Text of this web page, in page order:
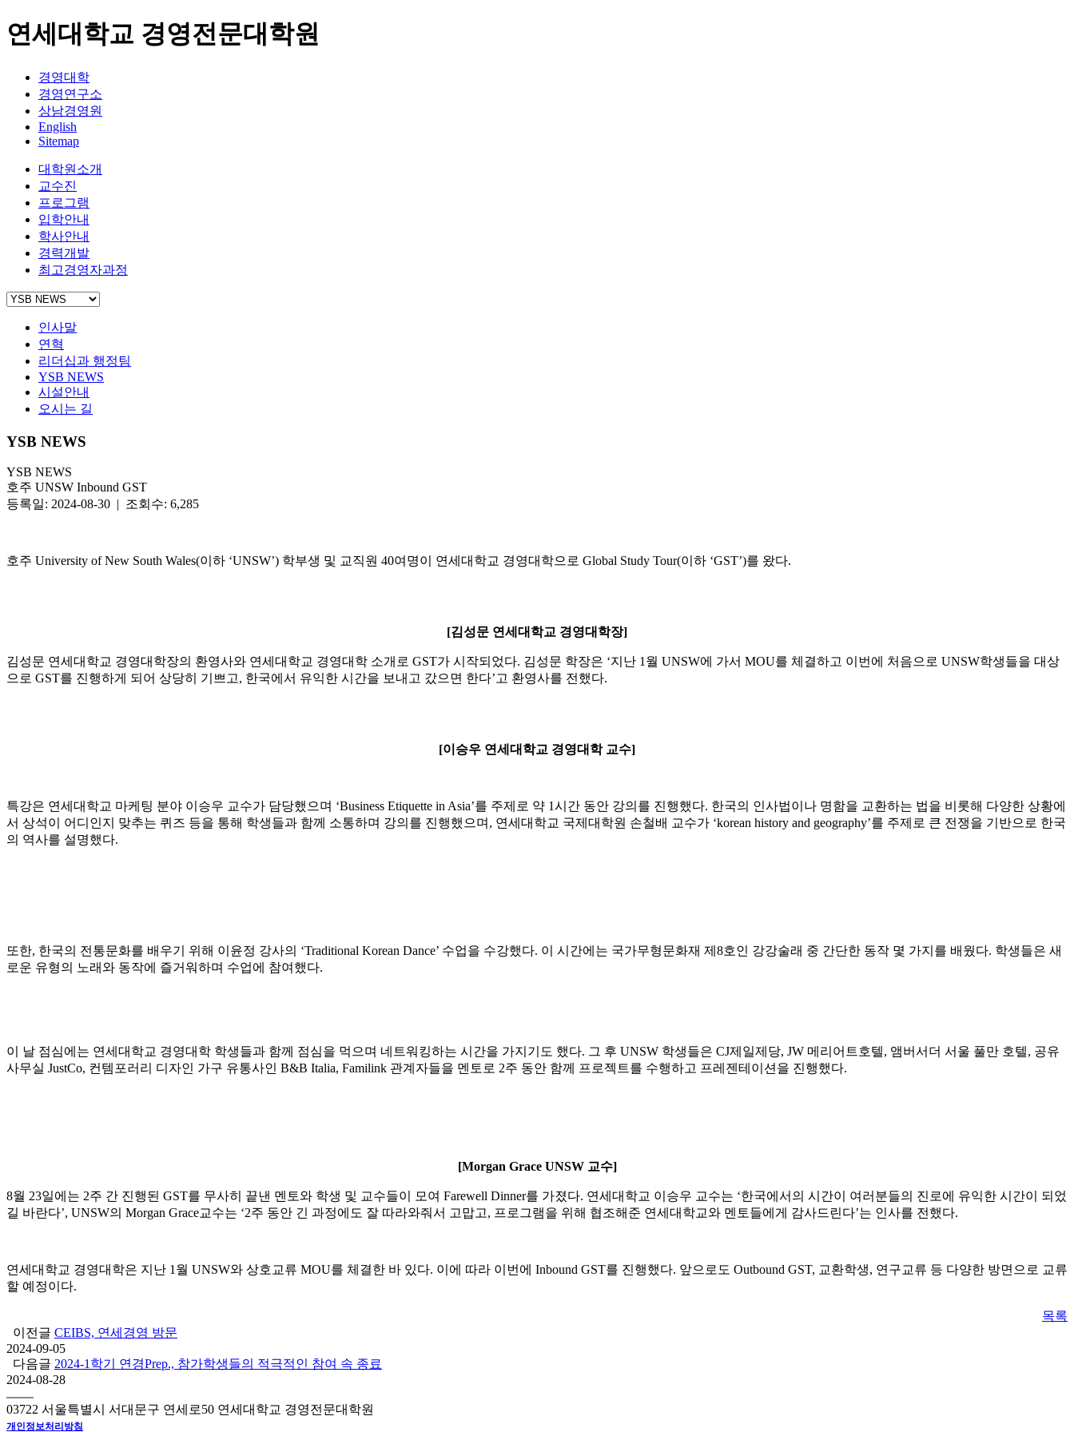
연세대학교 경영전문대학원
경영대학
경영연구소
상남경영원
English
Sitemap
대학원소개
교수진
프로그램
입학안내
학사안내
경력개발
최고경영자과정
인사말
연혁
리더십과 행정팀
YSB NEWS
시설안내
오시는 길
YSB NEWS
YSB NEWS
호주 UNSW Inbound GST
등록일: 2024-08-30 | 조회수: 6,285
호주 University of New South Wales(이하 ‘UNSW’) 학부생 및 교직원 40여명이 연세대학교 경영대학으로 Global Study Tour(이하 ‘GST’)를 왔다.
[김성문 연세대학교 경영대학장]
김성문 연세대학교 경영대학장의 환영사와 연세대학교 경영대학 소개로 GST가 시작되었다. 김성문 학장은 ‘지난 1월 UNSW에 가서 MOU를 체결하고 이번에 처음으로 UNSW학생들을 대상
으로 GST를 진행하게 되어 상당히 기쁘고, 한국에서 유익한 시간을 보내고 갔으면 한다’고 환영사를 전했다.
[이승우 연세대학교 경영대학 교수]
특강은 연세대학교 마케팅 분야 이승우 교수가 담당했으며 ‘Business Etiquette in Asia’를 주제로 약 1시간 동안 강의를 진행했다. 한국의 인사법이나 명함을 교환하는 법을 비롯해 다양한 상황에
서 상석이 어디인지 맞추는 퀴즈 등을 통해 학생들과 함께 소통하며 강의를 진행했으며, 연세대학교 국제대학원 손철배 교수가 ‘korean history and geography’를 주제로 큰 전쟁을 기반으로 한국
의 역사를 설명했다.
또한, 한국의 전통문화를 배우기 위해 이윤정 강사의 ‘Traditional Korean Dance’ 수업을 수강했다. 이 시간에는 국가무형문화재 제8호인 강강술래 중 간단한 동작 몇 가지를 배웠다. 학생들은 새
로운 유형의 노래와 동작에 즐거워하며 수업에 참여했다.
이 날 점심에는 연세대학교 경영대학 학생들과 함께 점심을 먹으며 네트워킹하는 시간을 가지기도 했다. 그 후 UNSW 학생들은 CJ제일제당, JW 메리어트호텔, 앰버서더 서울 풀만 호텔, 공유
사무실 JustCo, 컨템포러리 디자인 가구 유통사인 B&B Italia, Familink 관계자들을 멘토로 2주 동안 함께 프로젝트를 수행하고 프레젠테이션을 진행했다.
[Morgan Grace UNSW 교수]
8월 23일에는 2주 간 진행된 GST를 무사히 끝낸 멘토와 학생 및 교수들이 모여 Farewell Dinner를 가졌다. 연세대학교 이승우 교수는 ‘한국에서의 시간이 여러분들의 진로에 유익한 시간이 되었
길 바란다’, UNSW의 Morgan Grace교수는 ‘2주 동안 긴 과정에도 잘 따라와줘서 고맙고, 프로그램을 위해 협조해준 연세대학교와 멘토들에게 감사드린다’는 인사를 전했다.
연세대학교 경영대학은 지난 1월 UNSW와 상호교류 MOU를 체결한 바 있다. 이에 따라 이번에 Inbound GST를 진행했다. 앞으로도 Outbound GST, 교환학생, 연구교류 등 다양한 방면으로 교류
할 예정이다.
목록
이전글 CEIBS, 연세경영 방문
2024-09-05
다음글 2024-1학기 연경Prep., 참가학생들의 적극적인 참여 속 종료
2024-08-28
03722 서울특별시 서대문구 연세로50 연세대학교 경영전문대학원
개인정보처리방침